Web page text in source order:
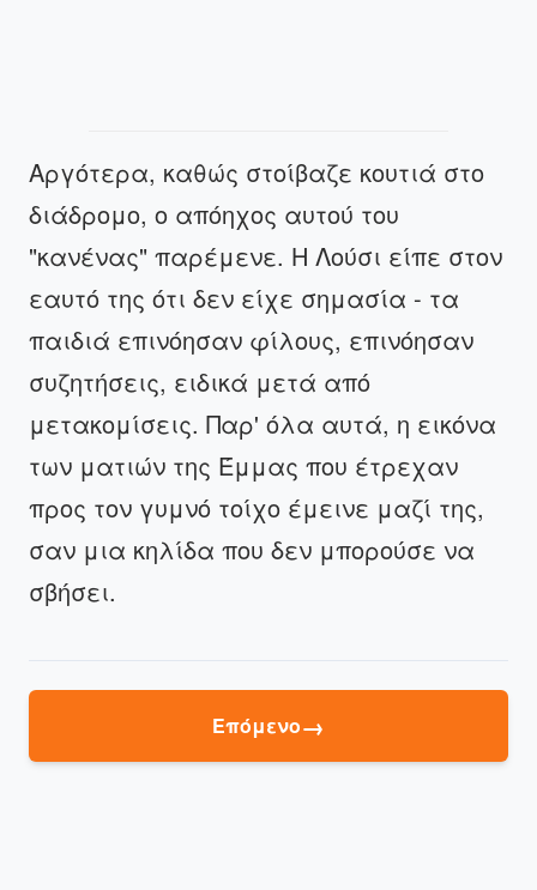
Αργότερα, καθώς στοίβαζε κουτιά στο
διάδρομο, ο απόηχος αυτού του
"κανένας" παρέμενε. Η Λούσι είπε στον
εαυτό της ότι δεν είχε σημασία - τα
παιδιά επινόησαν φίλους, επινόησαν
συζητήσεις, ειδικά μετά από
μετακομίσεις. Παρ' όλα αυτά, η εικόνα
των ματιών της Έμμας που έτρεχαν
προς τον γυμνό τοίχο έμεινε μαζί της,
σαν μια κηλίδα που δεν μπορούσε να
σβήσει.
Επόμενο→